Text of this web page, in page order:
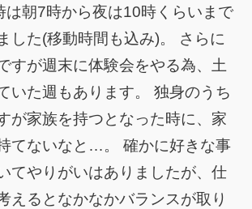
は朝7時から夜は10時くらいまで
した(移動時間も込み)。 さらに
すが週末に体験会をやる為、土
いた週もあります。 独身のうち
が家族を持つとなった時に、家
てないなと…。 確かに好きな事
てやりがいはありましたが、仕
えるとなかなかバランスが取り